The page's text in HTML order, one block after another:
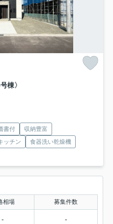
号棟〉
書付
収納豊富
ッチン
食器洗い乾燥機
相場 募集件数
- -